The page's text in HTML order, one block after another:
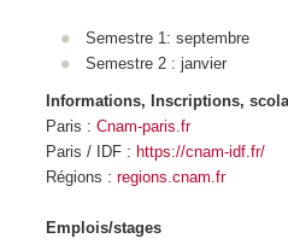
Semestre 1: septembre
Semestre 2 : janvier
Informations, Inscriptions,
Paris : Cnam-paris.fr
Paris / IDF : https://cnam-idf.fr/
Régions : regions.cnam.fr
Emplois/stages